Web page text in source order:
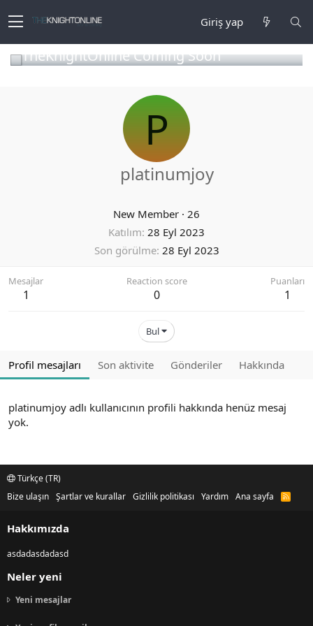
Giriş yap
TheKnightOnline Coming Soon
P
platinumjoy
New Member · 26
Katılım 28 Eyl 2023
Son görülme 28 Eyl 2023
Mesajlar
1
Reaction score
0
Puanları
1
Bul
Profil mesajları Son aktivite Gönderiler Hakkında
platinumjoy adlı kullanıcının profili hakkında henüz mesaj
yok.
Türkçe (TR)
Bize ulaşın Şartlar ve kurallar Gizlilik politikası Yardım Ana sayfa
R
Hakkımızda
asdadasdadasd
Neler yeni
Yeni mesajlar